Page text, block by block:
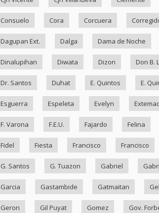
Consuelo Cora Corcuera
Dagupan Ext. Dalga Dama de Noche
Dinalupihan Diwata Dizon Don B.
Dr. Santos Duhat E. Quintos E.
Esguerra Espeleta Evelyn
F. Varona F.E.U. Fajardo Felina
Fidel Fiesta Francisco Francisco
G. Santos G. Tuazon Gabriel
Garcia Gastambide Gatmaitan
Geron Gil Puyat Gomez Gov.